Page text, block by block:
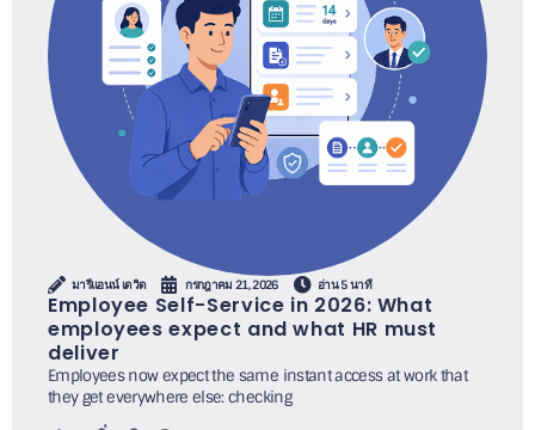
มารีแอนน์ เดวิด กรกฎาคม 21, 2026 อ่าน 5 นาที
Employee Self-Service in 2026: What
employees expect and what HR must
deliver
Employees now expect the same instant access at work that
they get everywhere else: checking